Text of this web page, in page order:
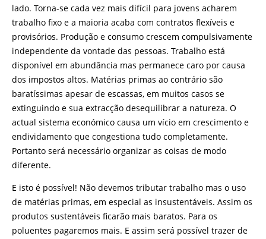
lado. Torna-se cada vez mais difícil para jovens acharem
trabalho fixo e a maioria acaba com contratos flexíveis e
provisórios. Produção e consumo crescem compulsivamente
independente da vontade das pessoas. Trabalho está
disponível em abundância mas permanece caro por causa
dos impostos altos. Matérias primas ao contrário são
baratíssimas apesar de escassas, em muitos casos se
extinguindo e sua extracção desequilibrar a natureza. O
actual sistema económico causa um vício em crescimento e
endividamento que congestiona tudo completamente.
Portanto será necessário organizar as coisas de modo
diferente.
E isto é possível! Não devemos tributar trabalho mas o uso
de matérias primas, em especial as insustentáveis. Assim os
produtos sustentáveis ficarão mais baratos. Para os
poluentes pagaremos mais. E assim será possível trazer de